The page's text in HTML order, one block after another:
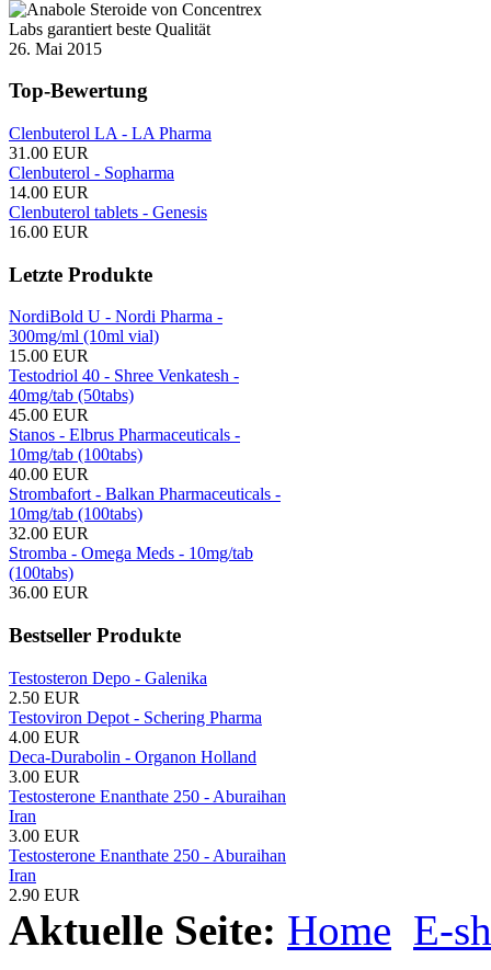
26. Mai 2015
Top-Bewertung
Clenbuterol LA - LA Pharma
31.00 EUR
Clenbuterol - Sopharma
14.00 EUR
Clenbuterol tablets - Genesis
16.00 EUR
Letzte Produkte
NordiBold U - Nordi Pharma -
300mg/ml (10ml vial)
15.00 EUR
Testodriol 40 - Shree Venkatesh -
40mg/tab (50tabs)
45.00 EUR
Stanos - Elbrus Pharmaceuticals -
10mg/tab (100tabs)
40.00 EUR
Strombafort - Balkan Pharmaceuticals -
10mg/tab (100tabs)
32.00 EUR
Stromba - Omega Meds - 10mg/tab
(100tabs)
36.00 EUR
Bestseller Produkte
Testosteron Depo - Galenika
2.50 EUR
Testoviron Depot - Schering Pharma
4.00 EUR
Deca-Durabolin - Organon Holland
3.00 EUR
Testosterone Enanthate 250 - Aburaihan
Iran
3.00 EUR
Testosterone Enanthate 250 - Aburaihan
Iran
2.90 EUR
Aktuelle Seite: Home E-